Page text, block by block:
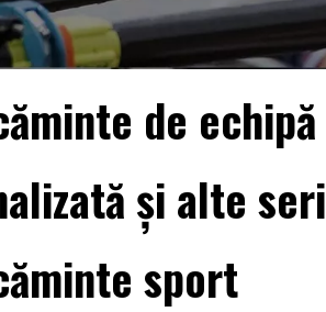
de echipă
și alte
sport